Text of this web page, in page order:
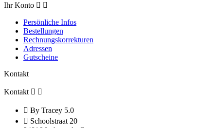
Ihr Konto  
Persönliche Infos
Bestellungen
Rechnungskorrekturen
Adressen
Gutscheine
Kontakt
Kontakt  
 By Tracey 5.0
 Schoolstraat 20